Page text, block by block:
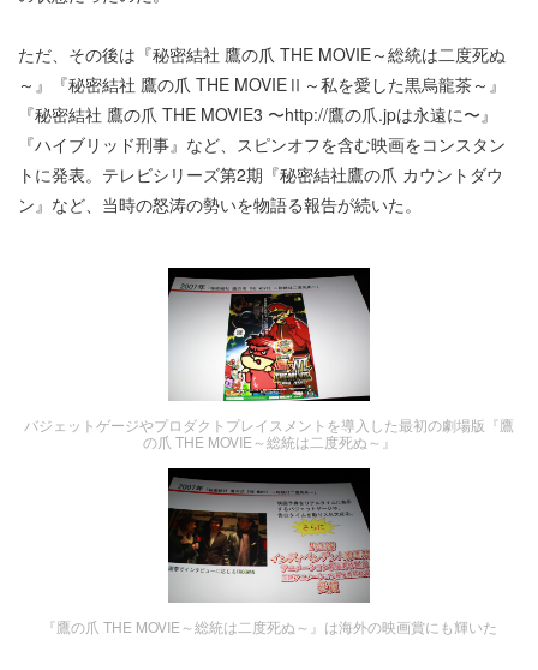
ただ、その後は『秘密結社 鷹の爪 THE MOVIE～総統は二度死ぬ
～』『秘密結社 鷹の爪 THE MOVIEⅡ～私を愛した黒烏龍茶～』
『秘密結社 鷹の爪 THE MOVIE3 〜http://鷹の爪.jpは永遠に〜』
『ハイブリッド刑事』など、スピンオフを含む映画をコンスタン
トに発表。テレビシリーズ第2期『秘密結社鷹の爪 カウントダウ
ン』など、当時の怒涛の勢いを物語る報告が続いた。
バジェットゲージやプロダクトプレイスメントを導入した最初の劇場版『鷹
の爪 THE MOVIE～総統は二度死ぬ～』
『鷹の爪 THE MOVIE～総統は二度死ぬ～』は海外の映画賞にも輝いた